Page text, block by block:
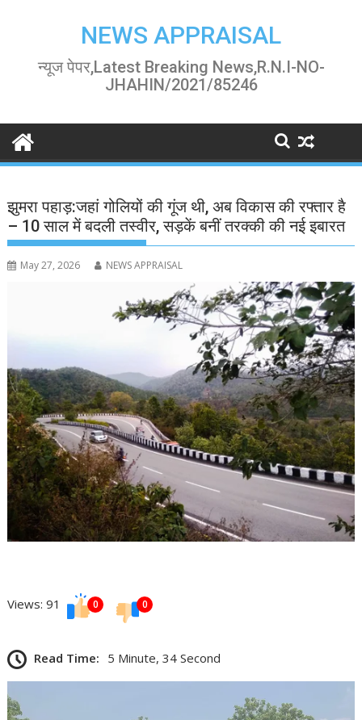
NEWS APPRAISAL
न्यूज पेपर,Latest Breaking News,R.N.I-NO-
JHAHIN/2021/85246
झुमरा पहाड़:जहां गोलियों की गूंज थी, अब विकास की रफ्तार है
– 10 साल में बदली तस्वीर, सड़कें बनीं तरक्की की नई इबारत
May 27, 2026 NEWS APPRAISAL
Views: 91 0 0
Read Time: 5 Minute, 34 Second